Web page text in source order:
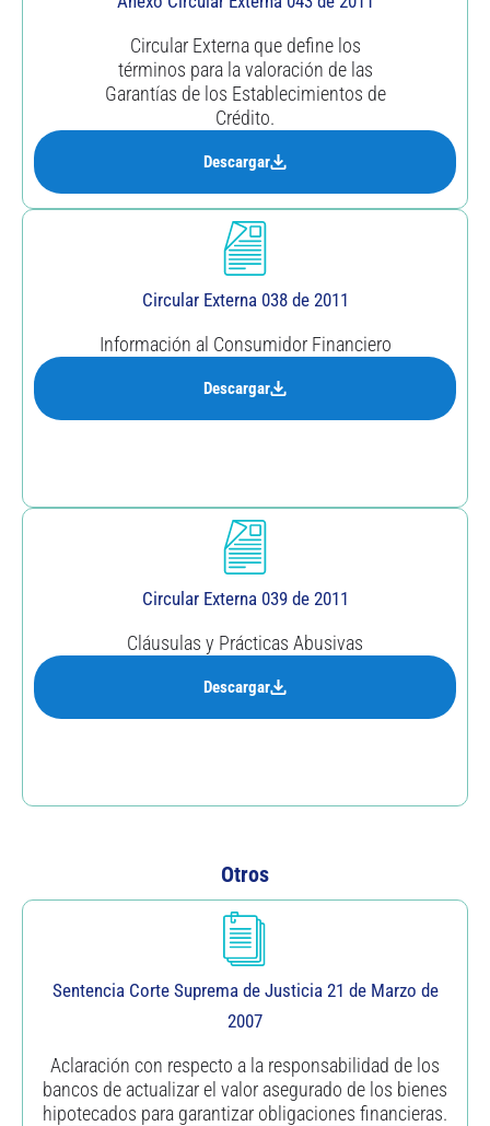
Circular Externa que define los
términos para la valoración de las
Garantías de los Establecimientos de
Crédito.
Descargar
Circular Externa 038 de 2011
Información al Consumidor Financiero
Descargar
Circular Externa 039 de 2011
Cláusulas y Prácticas Abusivas
Descargar
Otros
Sentencia Corte Suprema de Justicia 21 de Marzo de
2007
Aclaración con respecto a la responsabilidad de los
bancos de actualizar el valor asegurado de los bienes
hipotecados para garantizar obligaciones financieras.